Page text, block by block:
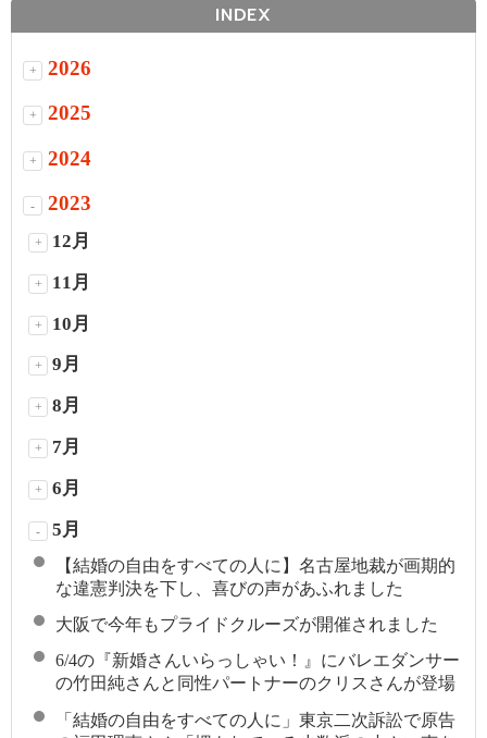
INDEX
+ 2026
+ 2025
+ 2024
- 2023
+ 12月
+ 11月
+ 10月
+ 9月
+ 8月
+ 7月
+ 6月
- 5月
【結婚の自由をすべての人に】名古屋地裁が画期的
な違憲判決を下し、喜びの声があふれました
大阪で今年もプライドクルーズが開催されました
6/4の『新婚さんいらっしゃい！』にバレエダンサー
の竹田純さんと同性パートナーのクリスさんが登場
「結婚の自由をすべての人に」東京二次訴訟で原告